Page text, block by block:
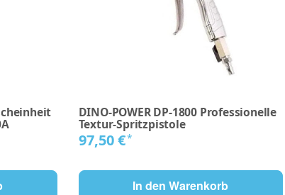
DINO-POWER DP-1800 Professionelle
Textur-Spritzpistole
97,50 €*
In den Warenkorb